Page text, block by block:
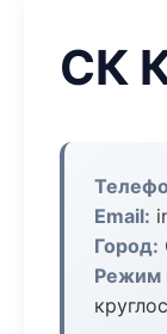
СК
Email:
Город:
Режим